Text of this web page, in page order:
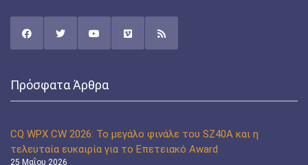
Πρόσφατα Άρθρα
CQ WPX CW 2026: Το μεγάλο φινάλε του SZ40A και η
τελευταία ευκαιρία για το Επετειακό Award
25 Μαΐου 2026